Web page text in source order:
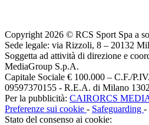
Copyright 2026 © RCS Sport Spa a
Sede legale: via Rizzoli, 8 – 20132
Soggetta ad attività di direzione e
MediaGroup S.p.A.
Capitale Sociale € 100.000 – C.F./
09597370155 - R.E.A. di Milano
Per la pubblicità: CAIRORCS
Preferenze sui cookie - Safeguarding -
Stato del consenso ai cookie: